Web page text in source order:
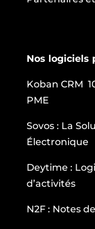
Nos logiciels
Koban CRM
PME
Sovos : La
Électronique
Deytime :
d’activités
N2F : Notes